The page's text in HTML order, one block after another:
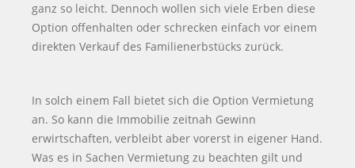
ganz so leicht. Dennoch wollen sich viele Erben diese
Option offenhalten oder schrecken einfach vor einem
direkten Verkauf des Familienerbstücks zurück.
In solch einem Fall bietet sich die Option Vermietung
an. So kann die Immobilie zeitnah Gewinn
erwirtschaften, verbleibt aber vorerst in eigener Hand.
Was es in Sachen Vermietung zu beachten gilt und